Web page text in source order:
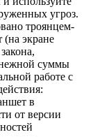
угроз.
троянцем-
(на экране
суммы
работе с
в
от версии